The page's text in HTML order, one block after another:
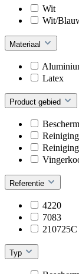
Wit
Wit/
Materiaal
Latex
Product gebied
Referentie
4220
7083
210725C
Typ